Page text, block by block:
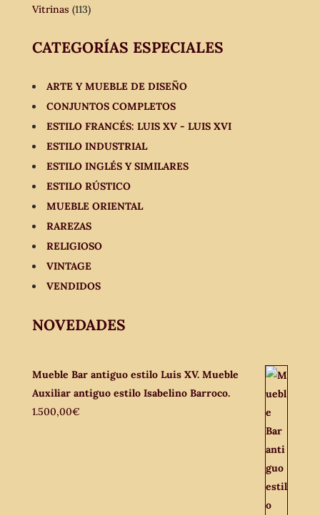
Vitrinas (113)
CATEGORÍAS ESPECIALES
ARTE Y MUEBLE DE DISEÑO
CONJUNTOS COMPLETOS
ESTILO FRANCÉS: LUIS XV - LUIS XVI
ESTILO INDUSTRIAL
ESTILO INGLÉS Y SIMILARES
ESTILO RÚSTICO
MUEBLE ORIENTAL
RAREZAS
RELIGIOSO
VINTAGE
VENDIDOS
NOVEDADES
Mueble Bar antiguo estilo Luis XV. Mueble
Auxiliar antiguo estilo Isabelino Barroco.
1.500,00€